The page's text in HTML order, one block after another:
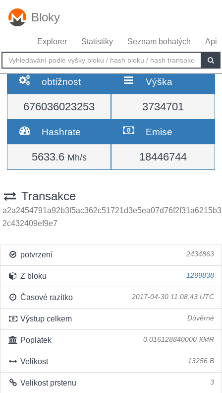
Bloky
Explorer Statistiky Seznam bohatých Api
obtížnost
676036023253
Výška
3734701
Hashrate
5633.6 Mh/s
Emise
18446744
Transakce
a2a2454791a92b3f5ac362c51721d3e5ea07d76f2f31a6215b3
2c432409ef9e7
potvrzení 2434863
Z bloku 1299838
Časové razítko 2017-04-30 11:08:43 UTC
Výstup celkem Důvěrné
Poplatek 0.016128840000 XMR
Velikost 13256 B
Velikost prstenu 3